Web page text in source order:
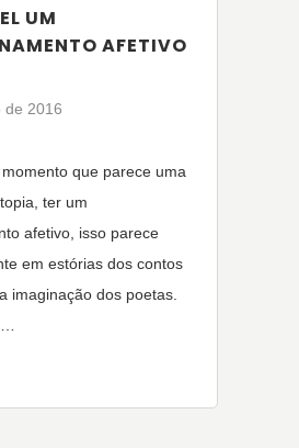
UM
AFETIVO
de 2016
que parece uma
ter um
afetivo, isso parece
em estórias dos contos
imaginação dos poetas.